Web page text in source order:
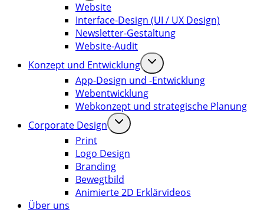
Website
Interface-Design (UI / UX Design)
Newsletter-Gestaltung
Website-Audit
Konzept und Entwicklung
App-Design und -Entwicklung
Webentwicklung
Webkonzept und strategische Planung
Corporate Design
Print
Logo Design
Branding
Bewegtbild
Animierte 2D Erklärvideos
Über uns